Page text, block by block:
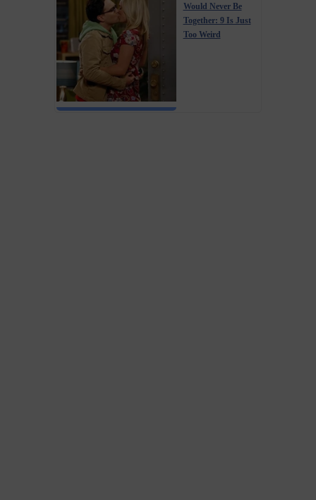
Would Never Be
Together: 9 Is Just
Too Weird